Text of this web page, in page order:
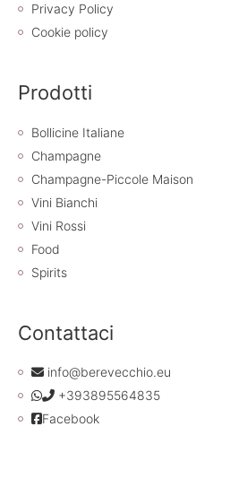
Privacy Policy
Cookie policy
Prodotti
Bollicine Italiane
Champagne
Champagne-Piccole Maison
Vini Bianchi
Vini Rossi
Food
Spirits
Contattaci
info@berevecchio.eu
+393895564835
Facebook